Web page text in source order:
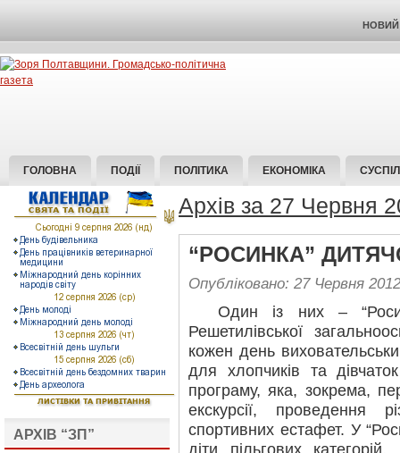
НОВИЙ
ГОЛОВНА ПОДІЇ ПОЛІТИКА ЕКОНОМІКА
АРХІВ “ЗП”
Архів за 27 Червня
“РОСИНКА”
Опубліковано: 27 Червня 2012
Один із них –
Решетилівської
кожен день
для хлопчиків та
програму, яка, зокрема,
екскурсії, проведення
спортивних естафет. У
діти пільгових